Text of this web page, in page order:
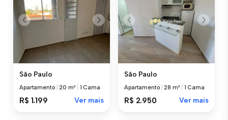
São Paulo
Apartamento |20 m² 1 Cama
R$ 1.199 Ver mais
São Paulo
Apartamento |28 m² 1 Cama
R$ 2.950 Ver mais